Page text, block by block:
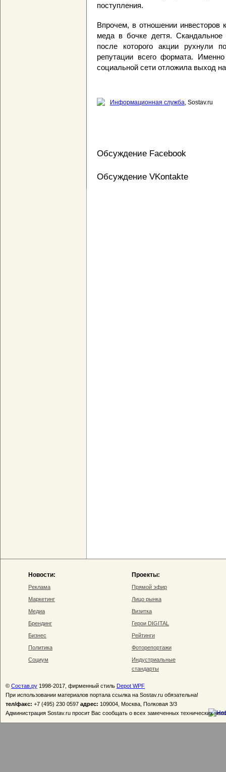
поступления.
Впрочем, в отношении инвесторов
меда в бочке дегтя.
после которого акции рухнули
репутации всего формата.
социальной сети отложила выход
Информационная служба, Sostav.ru
Обсуждение Facebook
Обсуждение VKontakte
Новости:
Реклама
Маркетинг
Медиа
Брендинг
Бизнес
Политика
Социум
Проекты:
Прямой эфир
Лицо рынка
Визитка
Герои DIGITAL
Рейтинги
Фоторепортажи
Индустриальные
стандарты
© Состав.ру 1998-2017, фирменный стиль Depot WPF
При использовании материалов портала ссылка на Sostav.ru обязательна!
тел/факс: +7 (495) 230 0597 адрес: 109004, Москва, Полковая 3/3
Администрация Sostav.ru просит Вас сообщать о всех замеченных технических